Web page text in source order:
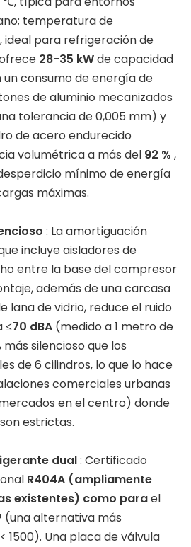
temperatura de
para refrigeración de
28-35 kWde capacidad
consumo de energía de
de aluminio mecanizados
tolerancia de 0,005 mm) y
de acero endurecido
volumétrica a más del 92 % ,
mínimo de energía
máximas.
: La amortiguación
incluye aisladores de
entre la base del compresor
además de una carcasa
lana de vidrio, reduce el ruido
≤70 dBA (medido a 1 metro de
más silencioso que los
de 6 cilindros, lo que lo hace
comerciales urbanas
en el centro) donde
estrictas.
dual: Certificado
R404A (ampliamente
existentes) como parael
(una alternativa más
1500). Una placa de válvula